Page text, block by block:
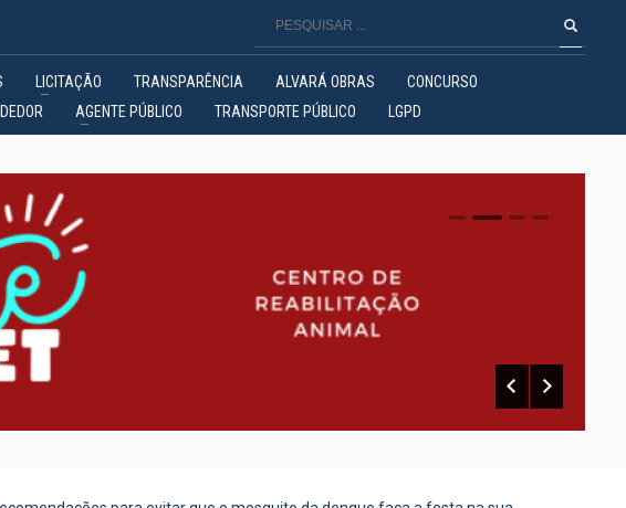
LICITAÇÃO TRANSPARÊNCIA ALVARÁ OBRAS
CONCURSO
AGENTE PÚBLICO TRANSPORTE PÚBLICO LGPD
0 1 2